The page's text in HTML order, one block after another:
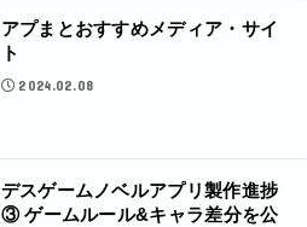
アプまとおすすめメディア・サイ
ト
2024.02.08
デスゲームノベルアプリ製作進捗
③ ゲームルール&キャラ差分を公